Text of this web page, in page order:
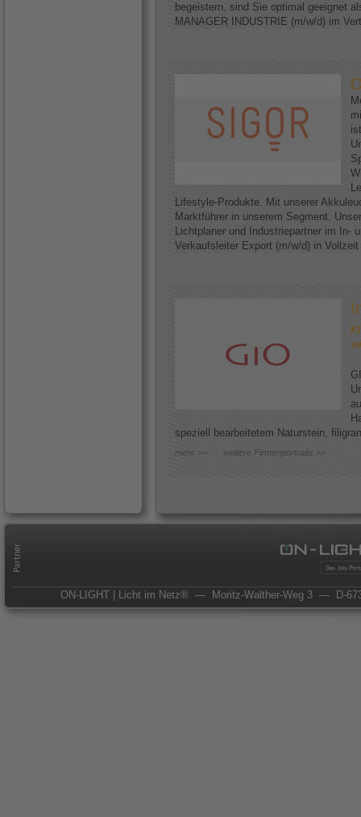
begeistern, sind Sie optimal geeignet
MANAGER INDUSTRIE (m/w/d) im
Lifestyle-Produkte. Mit unserer
Marktführer in unserem Segment.
Lichtplaner und Industriepartner im In-
Verkaufsleiter Export (m/w/d) in
speziell bearbeitetem Naturstein,
mehr >> weitere Firmenportraits >>
ON-LIGHT | Licht im Netz® — Moritz-Walther-Weg 3 — D-